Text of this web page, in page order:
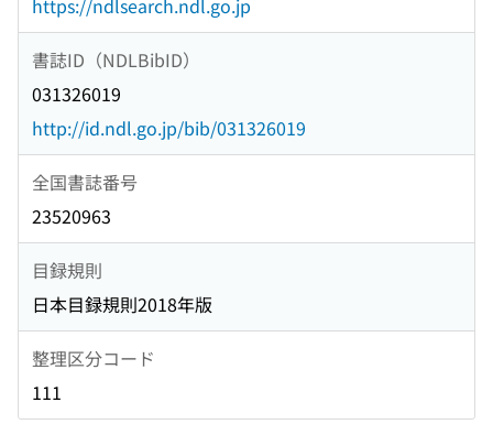
https://ndlsearch.ndl.go.jp
書誌ID（NDLBibID）
031326019
http://id.ndl.go.jp/bib/031326019
全国書誌番号
23520963
目録規則
日本目録規則2018年版
整理区分コード
111